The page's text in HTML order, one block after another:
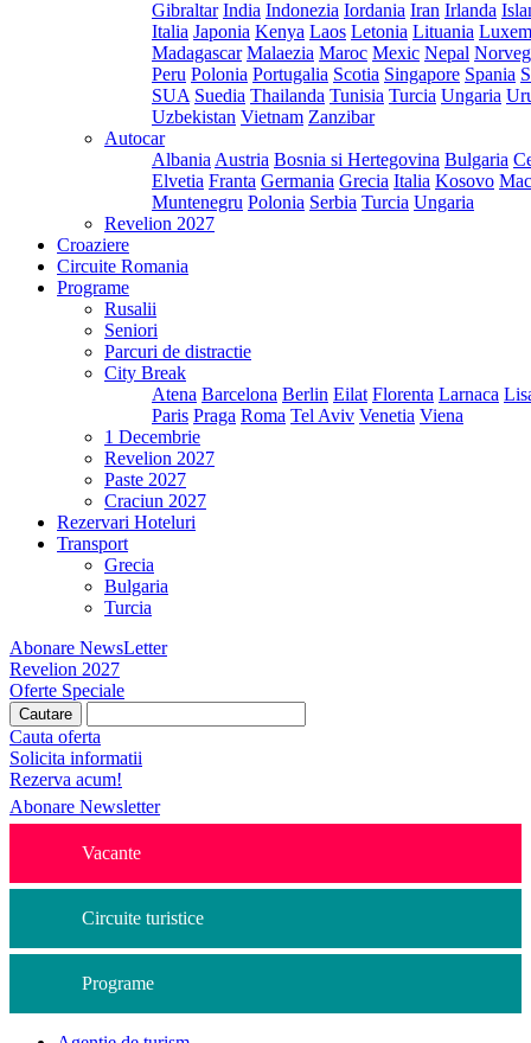
Gibraltar India Indonezia Iordania Iran Irlanda
Italia Japonia Kenya Laos Letonia Lituania
Madagascar Malaezia Maroc Mexic Nepal
Peru Polonia Portugalia Scotia Singapore Spania
SUA Suedia Thailanda Tunisia Turcia Ungaria
Uzbekistan Vietnam Zanzibar
Autocar
Albania Austria Bosnia si Hertegovina Bulgaria
Elvetia Franta Germania Grecia Italia Kosovo
Muntenegru Polonia Serbia Turcia Ungaria
Revelion 2027
Croaziere
Circuite Romania
Programe
Rusalii
Seniori
Parcuri de distractie
City Break
Atena Barcelona Berlin Eilat Florenta Larnaca
Paris Praga Roma Tel Aviv Venetia Viena
1 Decembrie
Revelion 2027
Paste 2027
Craciun 2027
Rezervari Hoteluri
Transport
Grecia
Bulgaria
Turcia
Abonare NewsLetter
Revelion 2027
Oferte Speciale
Cauta oferta
Solicita informatii
Rezerva acum!
Abonare Newsletter
Vacante
Circuite turistice
Programe